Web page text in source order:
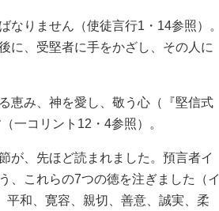
りません（使徒言行1・14参照）。
に、受堅者に手をかざし、その人に
恵み、神を愛し、敬う心（『堅信式
一コリント12・4参照）。
が、先ほど読まれました。預言者イ
、これらの7つの徳を注ぎました（イ
和、寛容、親切、善意、誠実、柔